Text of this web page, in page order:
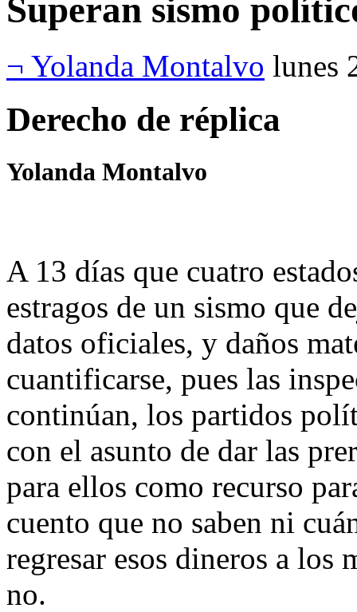
Superan sismo
¬ Yolanda Montalvo lunes
Derecho de réplica
Yolanda Montalvo
A 13 días que cuatro
estragos de un sismo que
datos oficiales, y daños
cuantificarse, pues las
continúan, los partidos
con el asunto de dar las
para ellos como recurso
cuento que no saben ni
regresar esos dineros a
no.